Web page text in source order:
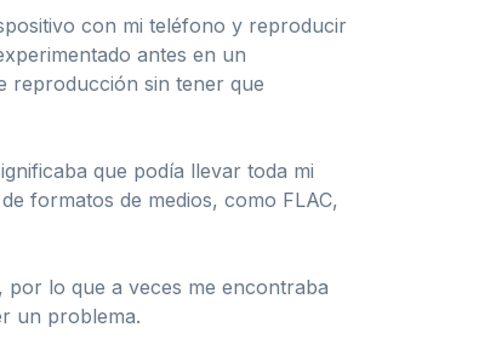
con mi teléfono y reproducir
antes en un
reproducción sin tener que
que podía llevar toda mi
formatos de medios, como FLAC,
lo que a veces me encontraba
un problema.